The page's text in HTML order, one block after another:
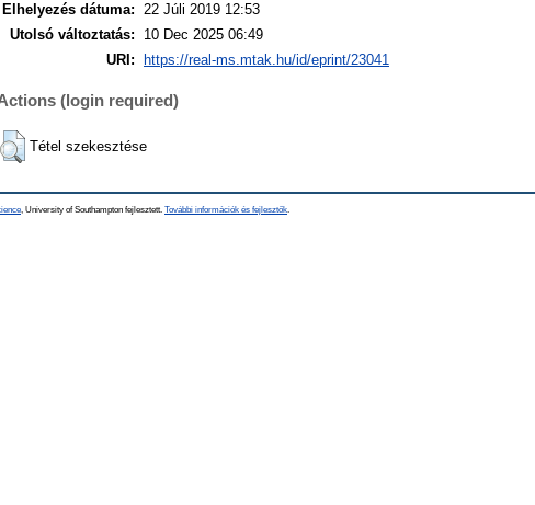
Elhelyezés dátuma: 22 Júli 2019 12:53
Utolsó változtatás:
10 Dec 2025 06:49
URI:
https://real-ms.mtak.hu/id/eprint/23041
(login required)
Tétel szekesztése
, University of Southampton fejlesztett. További információk és fejlesztők